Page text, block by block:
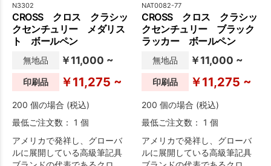
N3302
CROSS クロス クラシッ
クセンチュリー メダリス
ト ボールペン
無地品 ￥11,000 ~
印刷品 ￥11,275 ~
200 個の場合 (税込)
最低ご注文数： 1 個
アメリカで発祥し、グローバ
ルに展開している高級筆記具
NAT0082-77
CROSS クロス クラシッ
クセンチュリー ブラック
ラッカー ボールペン
無地品 ￥11,000 ~
印刷品 ￥11,275 ~
200 個の場合 (税込)
最低ご注文数： 1 個
アメリカで発祥し、グローバ
ルに展開している高級筆記具